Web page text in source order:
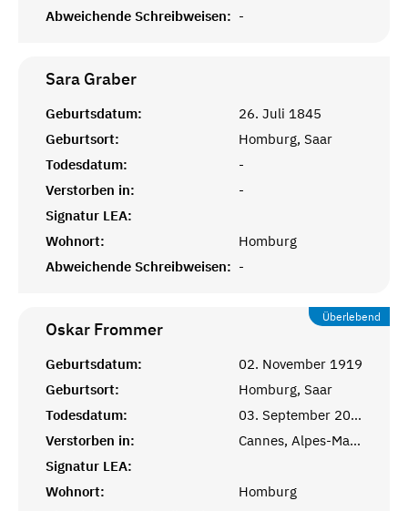
Abweichende Schreibweisen: -
Sara Graber
Geburtsdatum:
26. Juli 1845
Geburtsort:
Homburg, Saar
Todesdatum:
-
Verstorben in:
-
Signatur LEA:
Wohnort:
Homburg
Abweichende Schreibweisen: -
Überlebend
Oskar Frommer
Geburtsdatum:
02. November 1919
Geburtsort:
Homburg, Saar
Todesdatum:
03. September 2007
Verstorben in:
Cannes, Alpes-Maritimes, Provence
Signatur LEA:
Wohnort:
Homburg